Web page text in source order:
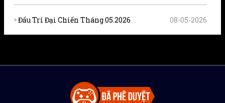
Đấu Trí Đại Chiến Tháng 05.2026 08-05-2026